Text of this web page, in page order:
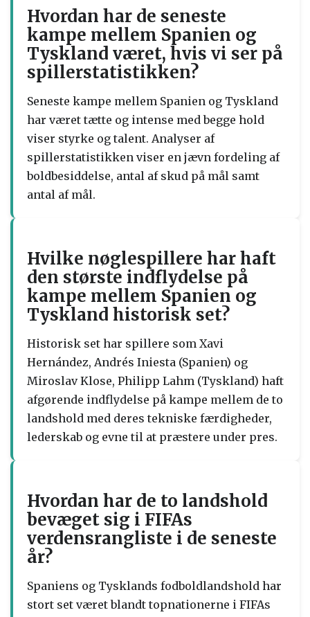
Hvordan har de seneste
kampe mellem Spanien og
Tyskland været, hvis vi ser på
spillerstatistikken?
Seneste kampe mellem Spanien og Tyskland
har været tætte og intense med begge hold
viser styrke og talent. Analyser af
spillerstatistikken viser en jævn fordeling af
boldbesiddelse, antal af skud på mål samt
antal af mål.
Hvilke nøglespillere har haft
den største indflydelse på
kampe mellem Spanien og
Tyskland historisk set?
Historisk set har spillere som Xavi
Hernández, Andrés Iniesta (Spanien) og
Miroslav Klose, Philipp Lahm (Tyskland) haft
afgørende indflydelse på kampe mellem de to
landshold med deres tekniske færdigheder,
lederskab og evne til at præstere under pres.
Hvordan har de to landshold
bevæget sig i FIFAs
verdensrangliste i de seneste
år?
Spaniens og Tysklands fodboldlandshold har
stort set været blandt topnationerne i FIFAs